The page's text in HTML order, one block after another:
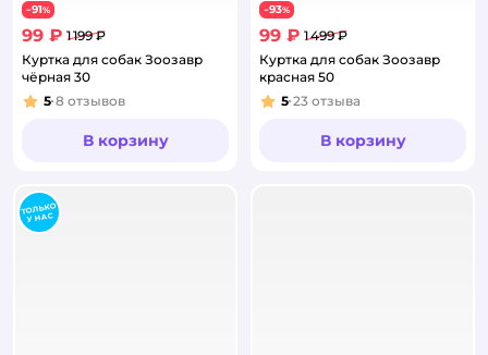
−91%
99 ₽ 1 199 ₽
Куртка для собак Зоозавр
чёрная 30
Рейтинг:
5 8 отзывов
В корзину
−93%
99 ₽ 1 499 ₽
Куртка для собак Зоозавр
красная 50
Рейтинг:
5 23 отзыва
В корзину